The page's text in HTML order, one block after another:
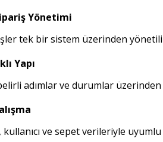
Yönetimi
tek bir sistem üzerinden
Yapı
adımlar ve durumlar
ve sepet verileriyle uyumlu